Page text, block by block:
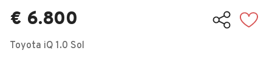
€ 6.800
Toyota iQ 1.0 Sol